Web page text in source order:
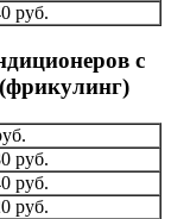
руб.
с
руб.
руб.
руб.